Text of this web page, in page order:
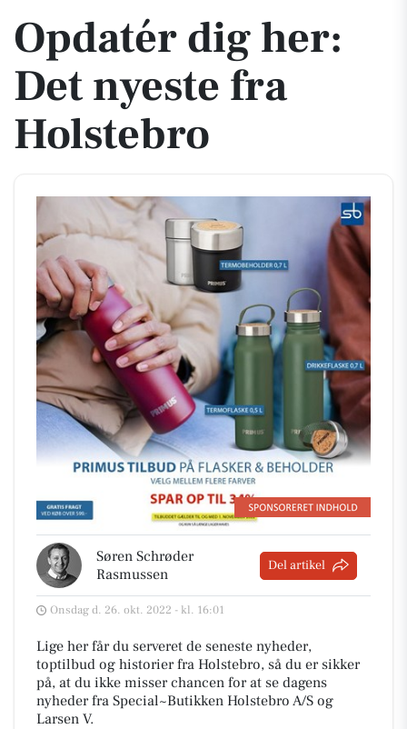
Opdatér dig her:
Det nyeste fra
Holstebro
Søren Schrøder
Rasmussen
Del artikel
Onsdag d. 26. okt. 2022 - kl. 16:01
Lige her får du serveret de seneste nyheder,
toptilbud og historier fra Holstebro, så du er sikker
på, at du ikke misser chancen for at se dagens
nyheder fra Special~Butikken Holstebro A/S og
Larsen V.